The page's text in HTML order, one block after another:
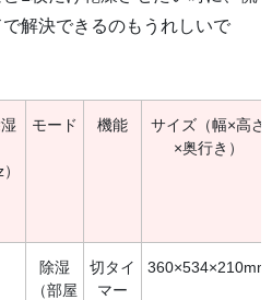
解決できるのもうれしいで
モード 機能
サイズ（幅×高さ
×奥行き）
除湿
（部屋
切タイ
マー
360×534×210mm